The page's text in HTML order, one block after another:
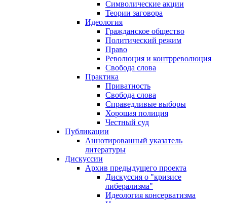
Символические акции
Теории заговора
Идеология
Гражданское общество
Политический режим
Право
Революция и контрреволюция
Свобода слова
Практика
Приватность
Свобода слова
Справедливые выборы
Хорошая полиция
Честный суд
Публикации
Аннотированный указатель
литературы
Дискуссии
Архив предыдущего проекта
Дискуссия о "кризисе
либерализма"
Идеология консерватизма